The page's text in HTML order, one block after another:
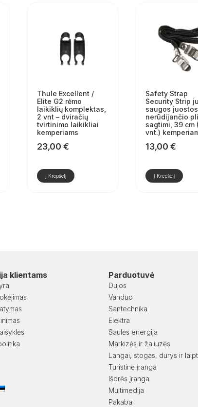
Thule Excellent /
Elite G2 rėmo
laikiklių komplektas,
2 vnt – dviračių
tvirtinimo laikikliai
kemperiams
23,00 €
Į Krepšelį
Safety Strap
Security Strip
saugos
nerūdijančio
sagtimi, 39 cm
vnt.)
13,00 €
Į Krepšelį
klientams Parduotuvė
Dujos
Vanduo
Santechnika
Elektra
Saulės energija
Markizės ir žaliuzės
Langai, stogas, durys ir
Turistinė įranga
Išorės įranga
Multimedija
Pakaba